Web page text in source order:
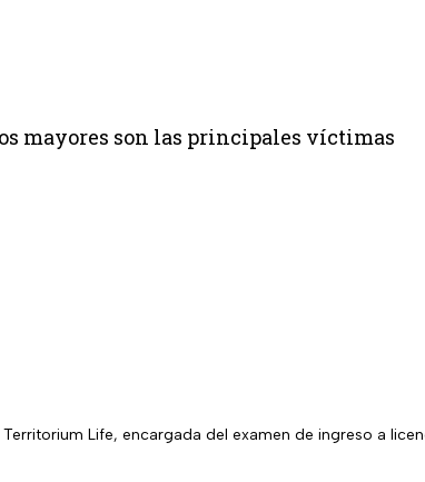
mayores son las principales víctimas
Life, encargada del examen de ingreso a